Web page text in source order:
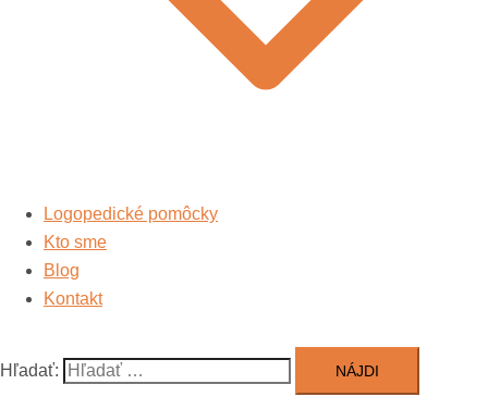
Logopedické pomôcky
Kto sme
Blog
Kontakt
Hľadať: